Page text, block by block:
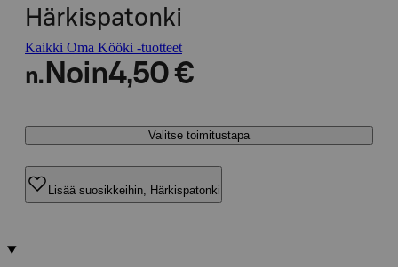
Härkispatonki
Kaikki Oma Kööki -tuotteet
n. Noin4,50 €
Valitse toimitustapa
Lisää suosikkeihin, Härkispatonki